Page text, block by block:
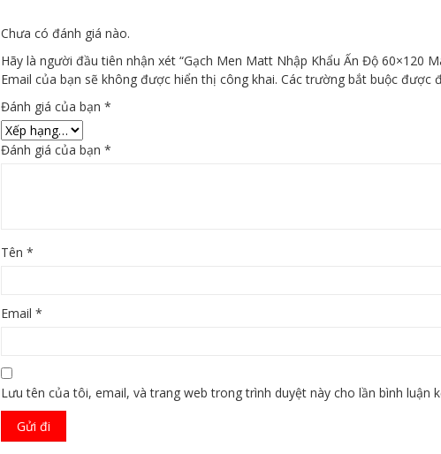
Chưa có đánh giá nào.
Hãy là người đầu tiên nhận xét “Gạch Men Matt Nhập Khẩu Ấn Độ 60×120
Email của bạn sẽ không được hiển thị công khai. Các trường bắt buộc được
Đánh giá của bạn*
Đánh giá của bạn*
Tên*
Email*
Lưu tên của tôi, email, và trang web trong trình duyệt này cho lần bình luận